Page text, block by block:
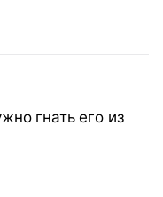
гнать его из